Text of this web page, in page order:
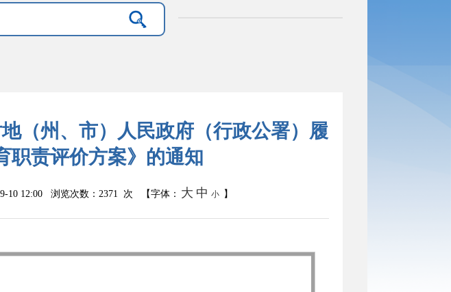
（州、市）人民政府（行政公署）履
职责评价方案》的通知
10 12:00 浏览次数： 2371 次 【字体： 大 中 小 】